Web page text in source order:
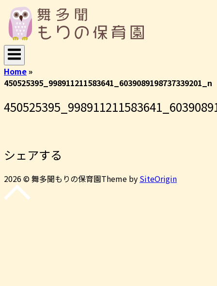
ン
テ
ン
ツ
へ
ス
ッ
プ
ー
ム
Home»
450525395_998911211583641_6039089198737339201_n
シェアする
2026 © 舞多聞もりの保育園Theme by SiteOrigin
先
頭